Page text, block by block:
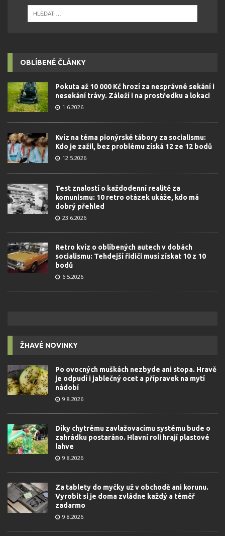
OBLÍBENÉ ČLÁNKY
Pokuta až 10 000 Kč hrozí za nesprávné sekání i
nesekání trávy. Záleží i na prostředku a lokaci
1.6.2026
Kvíz na téma pionýrské tábory za socialismu:
Kdo je zažil, bez problému získá 12 ze 12 bodů
12.5.2026
Test znalostí o každodenní realitě za
komunismu: 10 retro otázek ukáže, kdo má
dobrý přehled
23.6.2026
Retro kvíz o oblíbených autech v dobách
socialismu: Tehdejší řidiči musí získat 10 z 10
bodů
6.5.2026
ŽHAVÉ NOVINKY
Po ovocných muškách nezbyde ani stopa. Hravě
je odpudí i jablečný ocet a přípravek na mytí
nádobí
9.8.2026
Díky chytrému zavlažovacímu systému bude o
zahrádku postaráno. Hlavní roli hrají plastové
lahve
9.8.2026
Za tablety do myčky už v obchodě ani korunu.
Vyrobit si je doma zvládne každý a téměř
zadarmo
9.8.2026